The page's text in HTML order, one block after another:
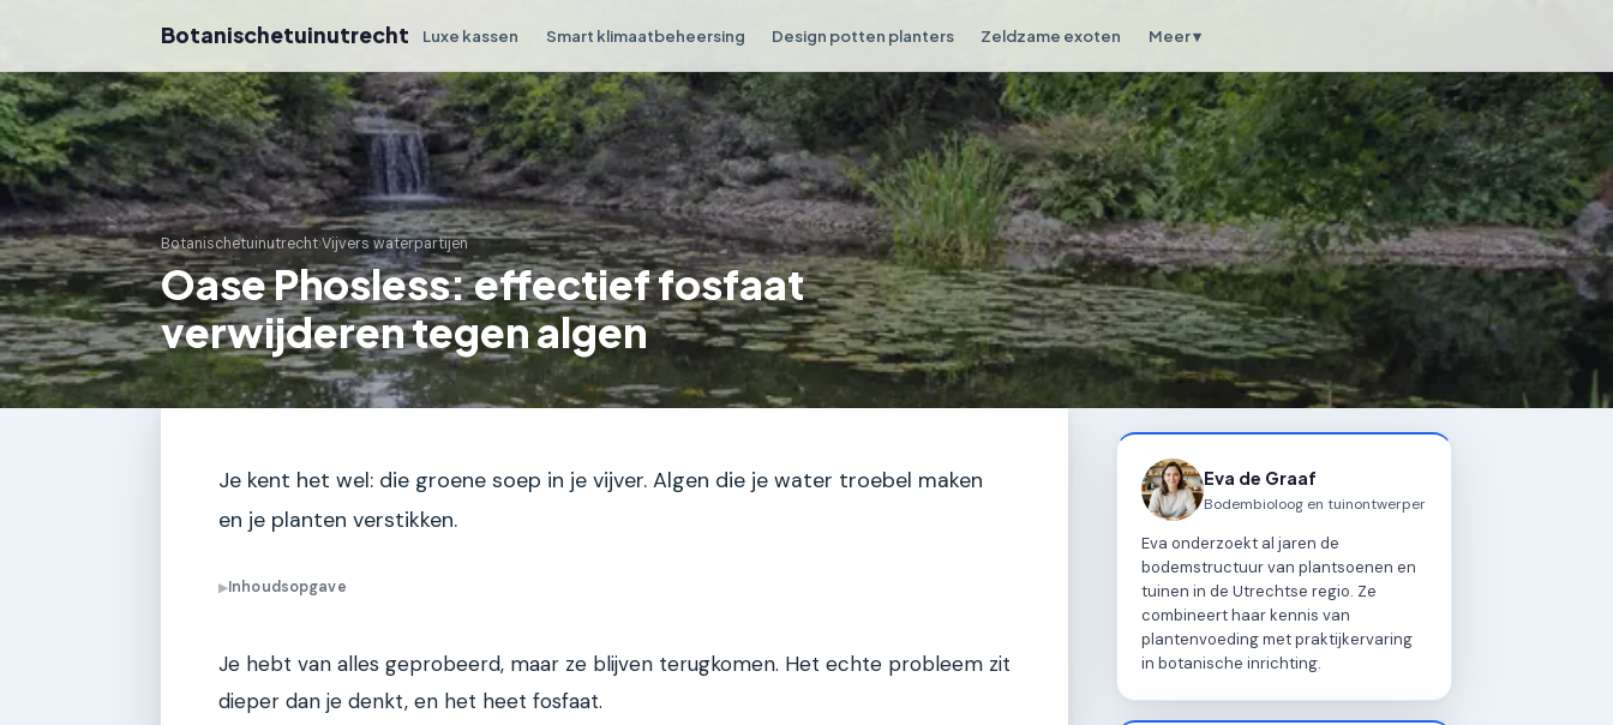
Botanischetuinutrecht Luxe kassen Smart klimaatbeheersing Design potten planters Zeldzame exoten Meer ▾
Botanischetuinutrecht›Vijvers waterpartijen
Oase Phosless: effectief fosfaat
verwijderen tegen algen
Je kent het wel: die groene soep in je vijver. Algen die je water troebel maken
en je planten verstikken.
▶Inhoudsopgave
Je hebt van alles geprobeerd, maar ze blijven terugkomen. Het echte probleem zit
dieper dan je denkt, en het heet fosfaat.
Eva de Graaf
Bodembioloog en tuinontwerper
Eva onderzoekt al jaren de
bodemstructuur van plantsoenen en
tuinen in de Utrechtse regio. Ze
combineert haar kennis van
plantenvoeding met praktijkervaring
in botanische inrichting.